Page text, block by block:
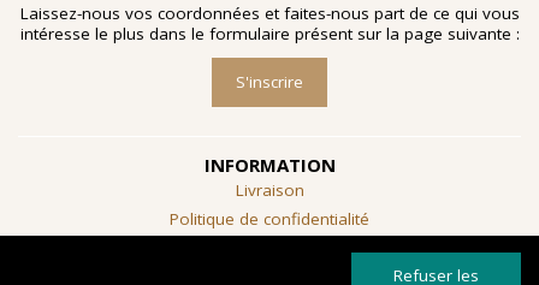
Laissez-nous vos coordonnées et faites-nous part de ce qui vous
intéresse le plus dans le formulaire présent sur la page suivante :
S'inscrire
INFORMATION
Livraison
Politique de confidentialité
Refuser les